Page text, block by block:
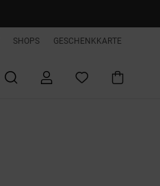
SHOPS GESCHENKKARTE